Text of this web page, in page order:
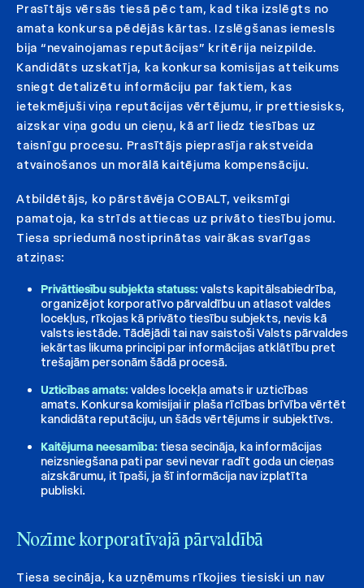
Prasītājs vērsās tiesā pēc tam, kad tika izslēgts no
amata konkursa pēdējās kārtas. Izslēgšanas iemesls
bija “nevainojamas reputācijas” kritērija neizpilde.
Kandidāts uzskatīja, ka konkursa komisijas atteikums
sniegt detalizētu informāciju par faktiem, kas
ietekmējuši viņa reputācijas vērtējumu, ir prettiesisks,
aizskar viņa godu un cieņu, kā arī liedz tiesības uz
taisnīgu procesu. Prasītājs pieprasīja rakstveida
atvainošanos un morālā kaitējuma kompensāciju.
Atbildētājs, ko pārstāvēja COBALT, veiksmīgi
pamatoja, ka strīds attiecas uz privāto tiesību jomu.
Tiesa spriedumā nostiprinātas vairākas svarīgas
atziņas:
Privāttiesību subjekta statuss:valsts kapitālsabiedrība,
organizējot korporatīvo pārvaldību un atlasot valdes
locekļus, rīkojas kā privāto tiesību subjekts, nevis kā
valsts iestāde. Tādējādi tai nav saistoši Valsts pārvaldes
iekārtas likuma principi par informācijas atklātību pret
trešajām personām šādā procesā.
Uzticības amats:valdes locekļa amats ir uzticības
amats. Konkursa komisijai ir plaša rīcības brīvība vērtēt
kandidāta reputāciju, un šāds vērtējums ir subjektīvs.
Kaitējuma neesamība: tiesa secināja, ka informācijas
neizsniegšana pati par sevi nevar radīt goda un cieņas
aizskārumu, it īpaši, ja šī informācija nav izplatīta
publiski.
Nozīme korporatīvajā pārvaldībā
Tiesa secināja, ka uzņēmums rīkojies tiesiski un nav